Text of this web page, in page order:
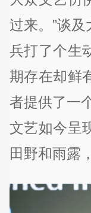
过来。”谈
兵打了个生
期存在却鲜
者提供了一
文艺如今呈
田野和雨露